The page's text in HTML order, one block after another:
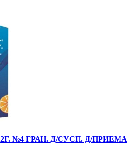
№4 ГРАН. Д/СУСП. Д/ПРИЕМА